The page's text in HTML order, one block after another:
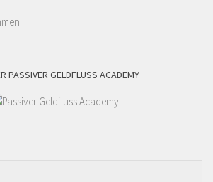
PASSIVER GELDFLUSS ACADEMY